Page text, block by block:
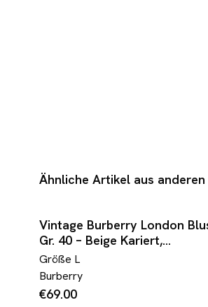
Ähnliche Artikel aus anderen
Vintage Burberry London
Gr. 40 – Beige Kariert,
Baumwolle, Top Zustand 90s
2000s
Größe L
Burberry
€69.00